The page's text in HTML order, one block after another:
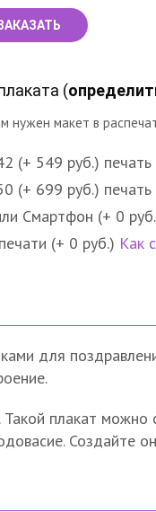
(
нужен макет в
(+ 549 руб.) печать
(+ 699 руб.) печать
Смартфон (+ 0
(+ 0 руб.) Как
для
плакат
Создайте